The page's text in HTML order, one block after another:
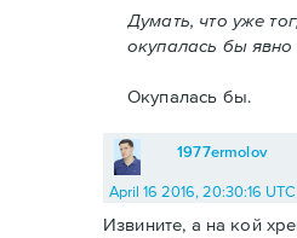
Думать, что уже
окупалась бы явно
Окупалась бы.
1977ermolov
April 16 2016, 20:30:16 UTC
Извините, а на кой